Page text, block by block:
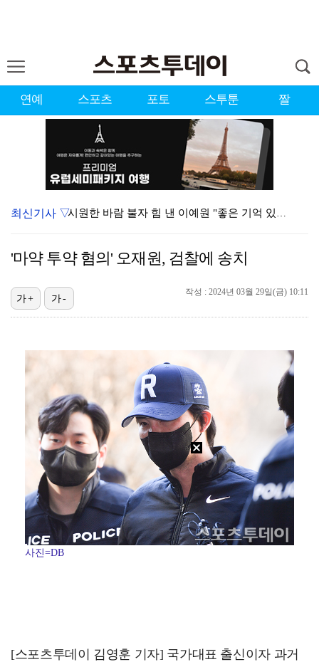
연예 스포츠 포토 스투툰 짤
시원한 바람 불자 힘 낸 이예원 "좋은 기억 있는 테디…
[ST포토] 문정민, 멀리 보낸다
[ST포토] 정지효, 퍼터 확인
[ST포토] 서교림, 아쉬운 표정
[ST포토] 한진선, 기분 좋은 미소
[ST포토] 유현조, 페어웨이 끝까지 가자
[ST포토] 서교림, 3라운드 출발
'전참시' 리센느 메이 "희망 보이지 않아 팀 탈퇴 고…
최신기사 ▽
'마약 투약 혐의' 오재원, 검찰에 송치
작성 : 2024년 03월 29일(금) 10:11
가+ 가-
사진=DB
[스포츠투데이 김영훈 기자] 국가대표 출신이자 과거